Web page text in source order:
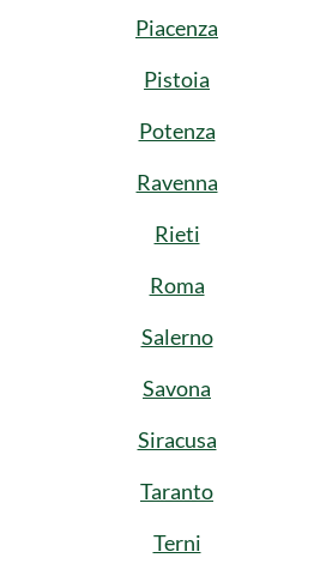
Piacenza
Pistoia
Potenza
Ravenna
Rieti
Roma
Salerno
Savona
Siracusa
Taranto
Terni